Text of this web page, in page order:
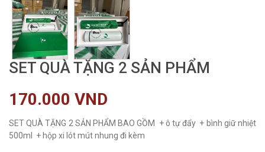
SET QUÀ TẶNG 2 SẢN PHẨM
170.000 VND
SET QUÀ TẶNG 2 SẢN PHẨM BAO GỒM + ô tự đẩy + bình giữ nhiệt
500ml + hộp xi lót mút nhung đi kèm